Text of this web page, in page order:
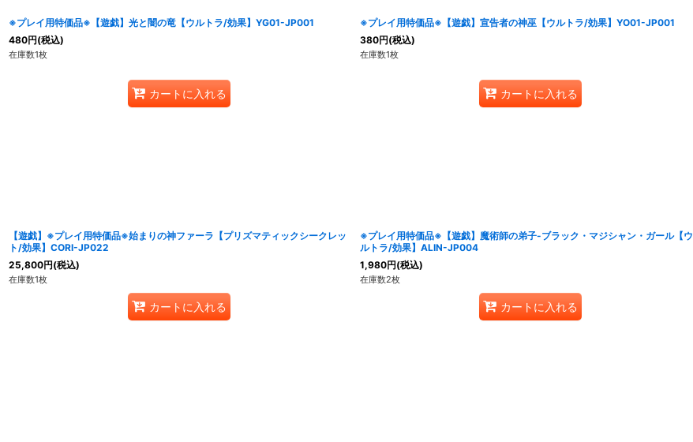
※プレイ用特価品※【遊戯】光と闇の竜【ウルトラ/効果】YG01-JP001
480円(税込)
在庫数1枚
カートに入れる
※プレイ用特価品※【遊戯】宣告者の神巫【ウルトラ/効果】YO01-JP001
380円(税込)
在庫数1枚
カートに入れる
【遊戯】※プレイ用特価品※始まりの神ファーラ【プリズマティックシークレッ
ト/効果】CORI-JP022
25,800円(税込)
在庫数1枚
カートに入れる
※プレイ用特価品※【遊戯】魔術師の弟子-ブラック・マジシャン・ガール【ウ
ルトラ/効果】ALIN-JP004
1,980円(税込)
在庫数2枚
カートに入れる